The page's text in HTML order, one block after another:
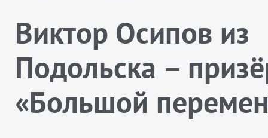
Виктор Осипов из
Подольска –
«Большой